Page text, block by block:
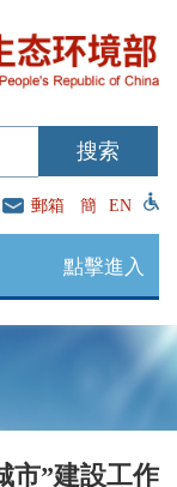
郵箱 簡 EN
點擊進入
市”建設工作